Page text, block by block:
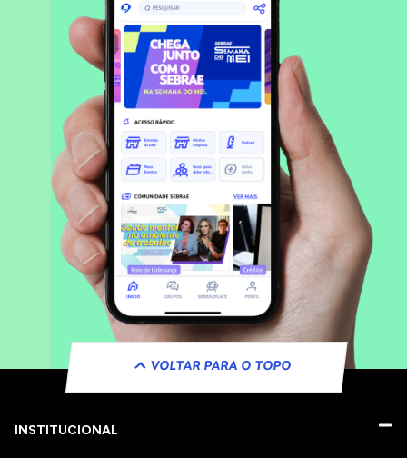
VOLTAR PARA O TOPO
INSTITUCIONAL